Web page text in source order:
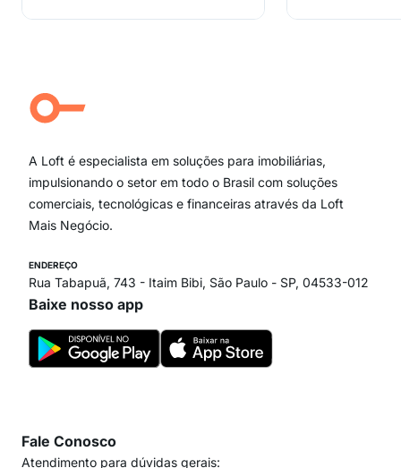
A Loft é especialista em soluções para imobiliárias,
impulsionando o setor em todo o Brasil com soluções
comerciais, tecnológicas e financeiras através da Loft
Mais Negócio.
ENDEREÇO
Rua Tabapuã, 743 - Itaim Bibi, São Paulo - SP, 04533-012
Baixe nosso app
Fale Conosco
Atendimento para dúvidas gerais: